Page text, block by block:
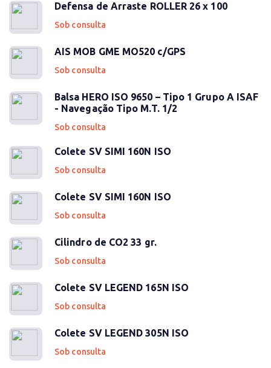
Defensa de Arraste ROLLER 26 x 100
Sob consulta
AIS MOB GME MO520 c/GPS
Sob consulta
Balsa HERO ISO 9650 – Tipo 1 Grupo A ISAF
- Navegação Tipo M.T. 1/2
Sob consulta
Colete SV SIMI 160N ISO
Sob consulta
Colete SV SIMI 160N ISO
Sob consulta
Cilindro de CO2 33 gr.
Sob consulta
Colete SV LEGEND 165N ISO
Sob consulta
Colete SV LEGEND 305N ISO
Sob consulta